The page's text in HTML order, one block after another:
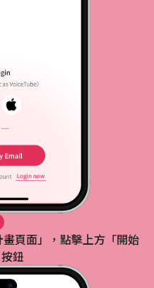
頁面」，點擊上方「開始
鈕